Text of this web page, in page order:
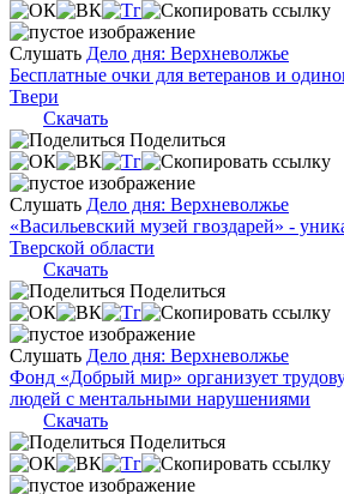
Слушать Дело дня: Верхневолжье
Бесплатные очки для ветеранов и
Твери
Скачать
Поделиться
Слушать Дело дня: Верхневолжье
«Васильевский музей гвоздарей» -
Тверской области
Скачать
Поделиться
Слушать Дело дня: Верхневолжье
Фонд «Добрый мир» организует
людей с ментальными нарушениями
Скачать
Поделиться